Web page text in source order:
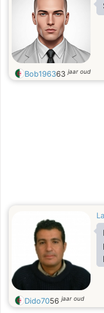
Bob196363jaar oud
Dido7056jaar oud